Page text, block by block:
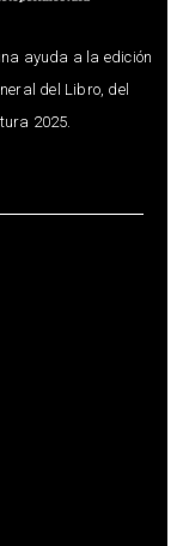
ayuda a la edición
del Libro, del
2025.